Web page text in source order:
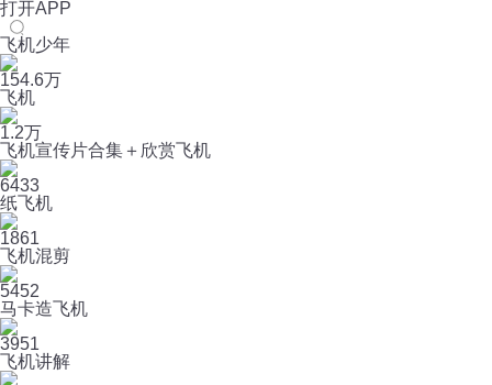
打开APP
飞机少年
154.6万
飞机
1.2万
飞机宣传片合集＋欣赏飞机
6433
纸飞机
1861
飞机混剪
5452
马卡造飞机
3951
飞机讲解